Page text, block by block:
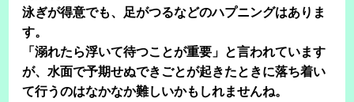
泳ぎが得意でも、足がつるなどのハプニングはありま
す。
「溺れたら浮いて待つことが重要」と言われています
が、水面で予期せぬできごとが起きたときに落ち着い
て行うのはなかなか難しいかもしれませんね。